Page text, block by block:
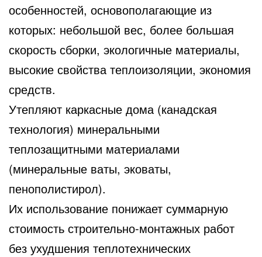
особенностей, основополагающие из
которых: небольшой вес, более большая
скорость сборки, экологичные материалы,
высокие свойства теплоизоляции, экономия
средств.
Утепляют каркасные дома (канадская
технология) минеральными
теплозащитными материалами
(минеральные ваты, эковаты,
пенополистирол).
Их использование понижает суммарную
стоимость строительно-монтажных работ
без ухудшения теплотехнических